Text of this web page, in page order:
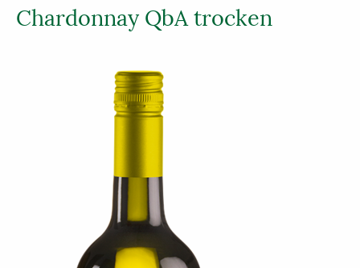
Chardonnay QbA trocken